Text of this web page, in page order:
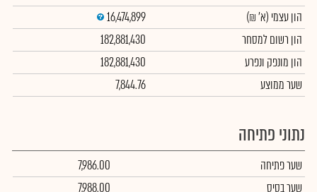
הון עצמי (א' ₪)
16,474,899
הון רשום למסחר
182,881,430
הון מונפק ונפרע
182,881,430
שער ממוצע
7,844.76
נתוני פתיחה
שער פתיחה
7,986.00
שער בסיס
7,988.00